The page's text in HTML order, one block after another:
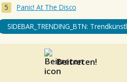
Panic! At The Disco
SIDEBAR_TRENDING_BTN:
Beitreten!